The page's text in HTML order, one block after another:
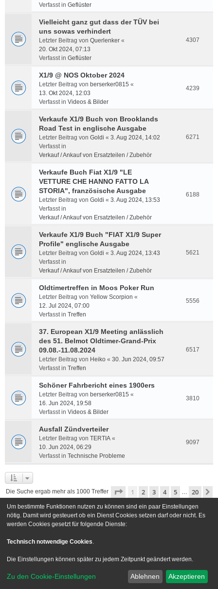
Verfasst in Geflüster
Vielleicht ganz gut dass der TÜV bei
uns sowas verhindert
Letzter Beitrag von Querlenker «
20. Okt 2024, 07:13
Verfasst in Geflüster
4307
X1/9 @ NOS Oktober 2024
Letzter Beitrag von berserker0815 «
13. Okt 2024, 12:03
Verfasst in Videos & Bilder
4239
Verkaufe X1/9 Buch von Brooklands
Road Test in englische Ausgabe
Letzter Beitrag von Goldi « 3. Aug 2024, 14:02
Verfasst in
Verkauf / Ankauf von Ersatzteilen / Zubehör
6271
Verkaufe Buch Fiat X1/9 "LE
VETTURE CHE HANNO FATTO LA
STORIA", französische Ausgabe
Letzter Beitrag von Goldi « 3. Aug 2024, 13:53
Verfasst in
Verkauf / Ankauf von Ersatzteilen / Zubehör
6188
Verkaufe X1/9 Buch "FIAT X1/9 Super
Profile" englische Ausgabe
Letzter Beitrag von Goldi « 3. Aug 2024, 13:43
Verfasst in
Verkauf / Ankauf von Ersatzteilen / Zubehör
5621
Oldtimertreffen in Moos Poker Run
Letzter Beitrag von Yellow Scorpion «
12. Jul 2024, 07:00
Verfasst in Treffen
5556
37. European X1/9 Meeting anlässlich
des 51. Belmot Oldtimer-Grand-Prix
09.08.-11.08.2024
Letzter Beitrag von Heiko « 30. Jun 2024, 09:57
Verfasst in Treffen
6517
Schöner Fahrbericht eines 1900ers
Letzter Beitrag von berserker0815 «
16. Jun 2024, 19:58
Verfasst in Videos & Bilder
3810
Ausfall Zündverteiler
Letzter Beitrag von TERTIA «
10. Jun 2024, 06:29
Verfasst in Technische Probleme
9097
Die Suche ergab mehr als 1000 Treffer Seite 1von 20
1 2 3 4 5 … 20
Gehe zu
Foren-Übersicht Kontakt
Powered byphpBB® Forum Software © phpBB Limited
Style we_universal created byINVENTEA
nextgen
Um bestimmte Funktionen nutzen zu können sind ein paar Einstellungen
nötig. Damit wird gesteuert ob ein Dienst Cookies setzen darf oder nicht. Es
werden Cookies gesetzt für folgende Dienste:
Technisch notwendige Cookies.
Die Einstellungen können später zu jedem Zeitpunkt geändert werden.
Zu den Cookie-Einstellungen Ablehnen Akzeptieren